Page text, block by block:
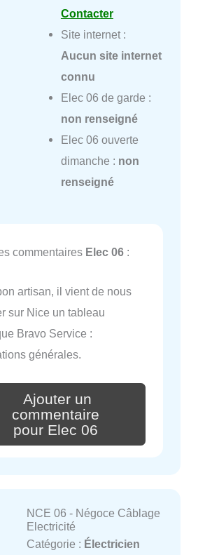
Contacter
Site internet :
Aucun site internet
connu
Elec 06 de garde :
non renseigné
Elec 06 ouverte
dimanche : non
renseigné
commentaires Elec 06 :
artisan, il vient de nous
sur Nice un tableau
Bravo Service :
générales.
Ajouter un
commentaire
pour Elec 06
NCE 06 - Négoce Câblage
Electricité
Catégorie : Électricien